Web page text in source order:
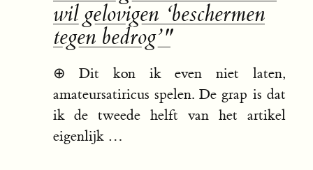
wil gelovigen ‘beschermen
tegen bedrog’"
⊕Dit kon ik even niet laten,
amateursatiricus spelen. De grap is dat
ik de tweede helft van het artikel
eigenlijk …